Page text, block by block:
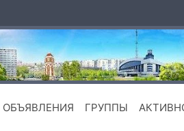
ОБЪЯВЛЕНИЯ ГРУППЫ